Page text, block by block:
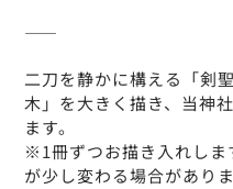
――
二刀を静かに構える「剣
木」を大きく描き、当神
ます。
※1冊ずつお描き入れしま
が少し変わる場合があり